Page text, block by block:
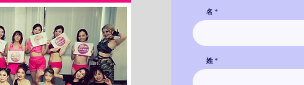
名
姓